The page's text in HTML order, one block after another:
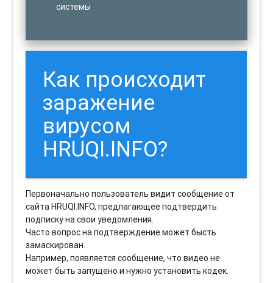
системы
Как происходит
заражение
вирусом
HRUQI.INFO?
Первоначально пользователь видит сообщение от
сайта HRUQI.INFO, предлагающее подтвердить
подписку на свои уведомления.
Часто вопрос на подтверждение может бысть
замаскирован.
Например, появляется сообщение, что видео не
может быть запущено и нужно установить кодек.